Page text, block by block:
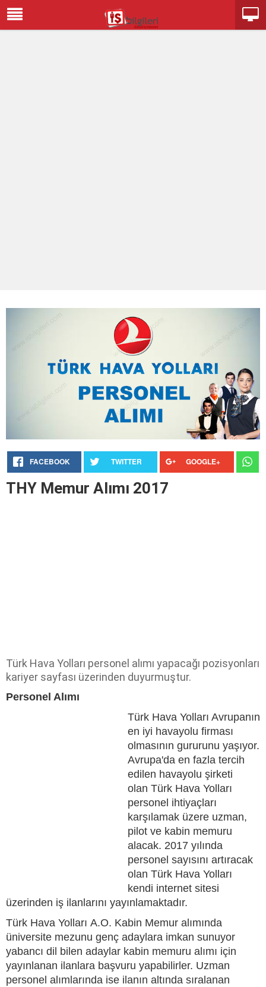
FACEBOOK TWITTER GOOGLE+
THY Memur Alımı 2017
Türk Hava Yolları personel alımı yapacağı pozisyonları
kariyer sayfası üzerinden duyurmuştur.
Personel Alımı
Türk Hava Yolları Avrupanın
en iyi havayolu firması
olmasının gururunu yaşıyor.
Avrupa'da en fazla tercih
edilen havayolu şirketi
olan Türk Hava Yolları
personel ihtiyaçları
karşılamak üzere uzman,
pilot ve kabin memuru
alacak. 2017 yılında
personel sayısını artıracak
olan Türk Hava Yolları
kendi internet sitesi
üzerinden iş ilanlarını yayınlamaktadır.
Türk Hava Yolları A.O. Kabin Memur alımında
üniversite mezunu genç adaylara imkan sunuyor
yabancı dil bilen adaylar kabin memuru alımı için
yayınlanan ilanlara başvuru yapabilirler. Uzman
personel alımlarında ise ilanın altında sıralanan